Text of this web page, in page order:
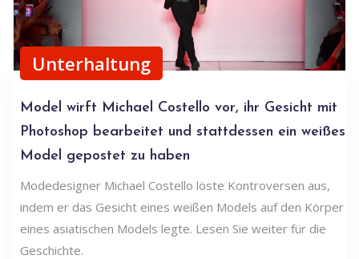
Unterhaltung
Model wirft Michael Costello vor, ihr Gesicht mit
Photoshop bearbeitet und stattdessen ein weißes
Model gepostet zu haben
Modedesigner Michael Costello löste Kontroversen aus,
indem er das Gesicht eines weißen Models auf den Körper
eines asiatischen Models legte. Lesen Sie weiter für die
Geschichte.